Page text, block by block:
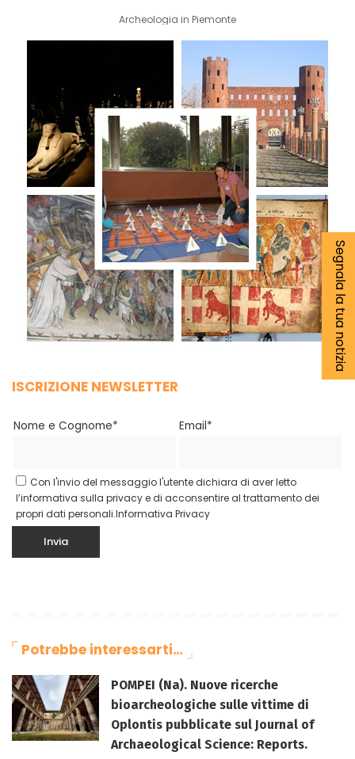
Archeologia in Piemonte
ISCRIZIONE NEWSLETTER
Nome e Cognome* Email*
Con l'invio del messaggio l'utente dichiara di aver letto
l’informativa sulla privacy e di acconsentire al trattamento dei
propri dati personali.Informativa Privacy
Potrebbe interessarti…
POMPEI (Na). Nuove ricerche
bioarcheologiche sulle vittime di
Oplontis pubblicate sul Journal of
Archaeological Science: Reports.
Segnala la tua notizia